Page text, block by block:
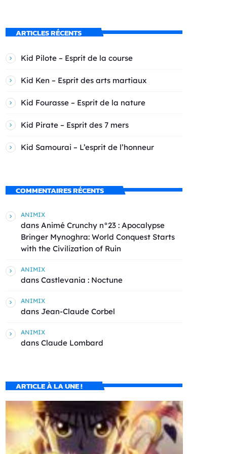
ARTICLES RÉCENTS
Kid Pilote – Esprit de la course
Kid Ken – Esprit des arts martiaux
Kid Fourasse – Esprit de la nature
Kid Pirate – Esprit des 7 mers
Kid Samourai – L’esprit de l’honneur
COMMENTAIRES RÉCENTS
ANIMIX
dans Animé Crunchy n°23 : Apocalypse
Bringer Mynoghra: World Conquest Starts
with the Civilization of Ruin
ANIMIX
dans Castlevania : Noctune
ANIMIX
dans Jean-Claude Corbel
ANIMIX
dans Claude Lombard
ARTICLE À LA UNE !